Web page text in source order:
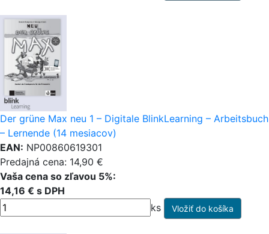
Der grüne Max neu 1 – Digitale BlinkLearning – Arbeitsbuch
– Lernende (14 mesiacov)
EAN: NP00860619301
Predajná cena: 14,90 €
Vaša cena so zľavou 5%:
14,16 € s DPH
ks